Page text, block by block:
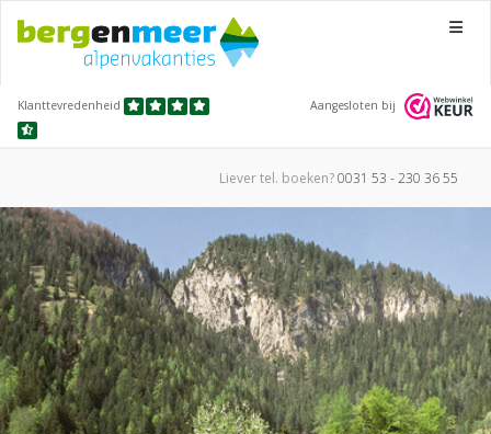
Menu
Klanttevredenheid Aangesloten bij
Liever tel. boeken?0031 53 - 230 36 55